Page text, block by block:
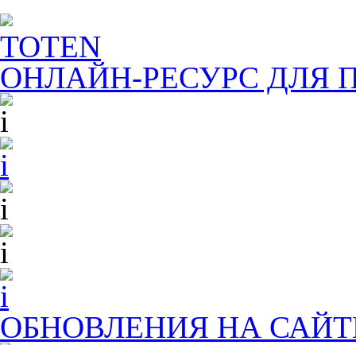
TOTEN
ОНЛАЙН-РЕСУРС ДЛЯ
ОБНОВЛЕНИЯ НА